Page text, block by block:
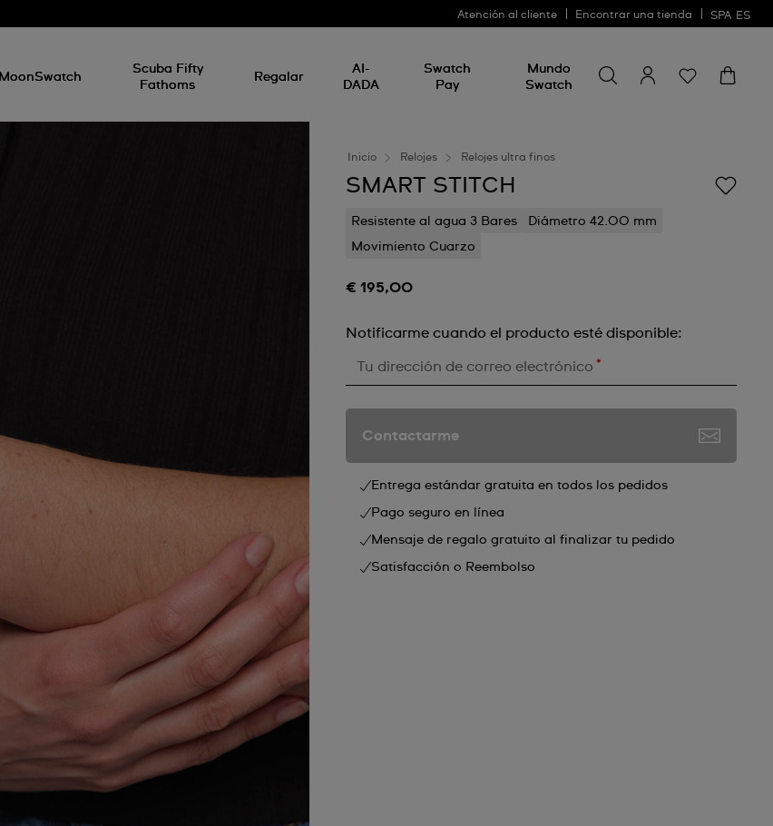
Atención al cliente Encontrar una tienda SPA ES
MoonSwatch
Scuba Fifty
Fathoms
Regalar
AI-
DADA
Swatch
Pay
Mundo
Swatch
algo
Inicio Relojes Relojes ultra finos
SMART STITCH
Resistente al agua 3 Bares
Diámetro 42.00 mm
Movimiento Cuarzo
€ 195,00
Notificarme cuando el producto esté disponible:
Tu dirección de correo electrónico *
Contactarme
Entrega estándar gratuita en todos los pedidos
Pago seguro en línea
Mensaje de regalo gratuito al finalizar tu pedido
Satisfacción o Reembolso